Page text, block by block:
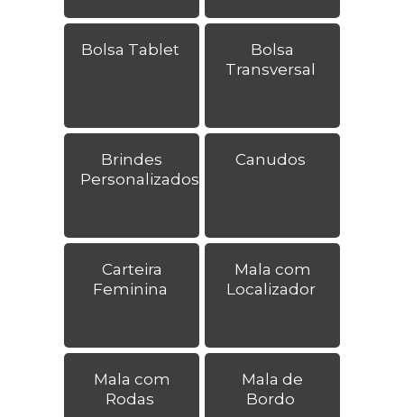
Bolsa Tablet
Bolsa
Transversal
Brindes
Personalizados
Canudos
Carteira
Feminina
Mala com
Localizador
Mala com
Rodas
Mala de
Bordo